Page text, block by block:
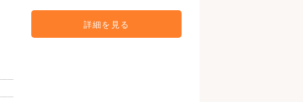
詳細を見る